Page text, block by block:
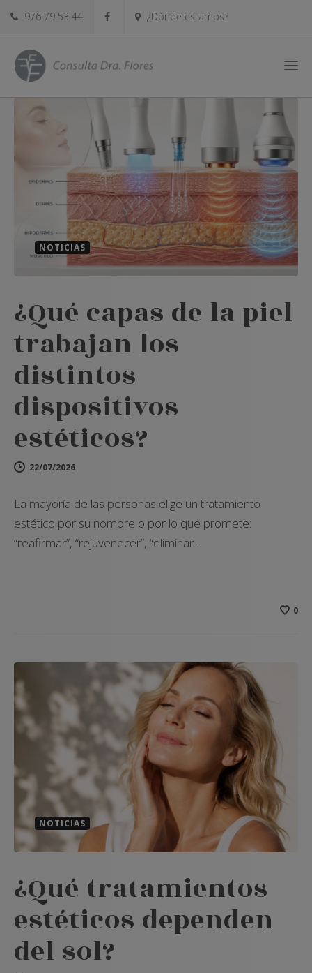
976 79 53 44 ¿Dónde estamos?
NOTICIAS
¿Qué capas de la piel
trabajan los
distintos
dispositivos
estéticos?
22/07/2026
La mayoría de las personas elige un tratamiento
estético por su nombre o por lo que promete:
“reafirmar”, “rejuvenecer”, “eliminar…
0
NOTICIAS
¿Qué tratamientos
estéticos dependen
del sol?